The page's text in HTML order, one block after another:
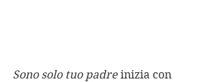
Sono solo tuo padre inizia con